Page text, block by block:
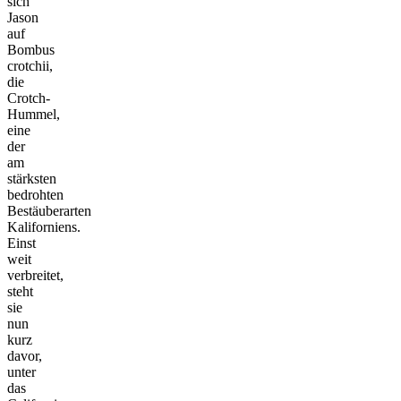
Jason
auf
Bombus
crotchii,
die
Crotch-
Hummel,
eine
der
am
stärksten
bedrohten
Bestäuberarten
Kaliforniens.
Einst
weit
verbreitet,
steht
sie
nun
kurz
davor,
unter
das